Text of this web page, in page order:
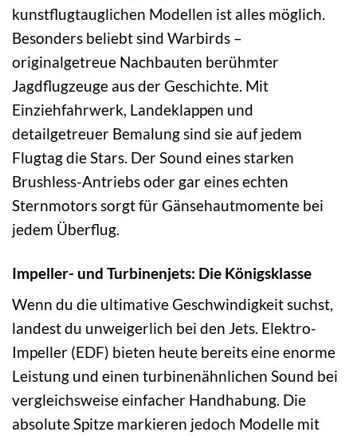
kunstflugtauglichen Modellen ist alles möglich.
Besonders beliebt sind Warbirds –
originalgetreue Nachbauten berühmter
Jagdflugzeuge aus der Geschichte. Mit
Einziehfahrwerk, Landeklappen und
detailgetreuer Bemalung sind sie auf jedem
Flugtag die Stars. Der Sound eines starken
Brushless-Antriebs oder gar eines echten
Sternmotors sorgt für Gänsehautmomente bei
jedem Überflug.
Impeller- und Turbinenjets: Die Königsklasse
Wenn du die ultimative Geschwindigkeit suchst,
landest du unweigerlich bei den Jets. Elektro-
Impeller (EDF) bieten heute bereits eine enorme
Leistung und einen turbinenähnlichen Sound bei
vergleichsweise einfacher Handhabung. Die
absolute Spitze markieren jedoch Modelle mit